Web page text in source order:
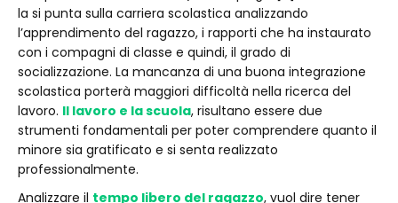
la si punta sulla carriera scolastica analizzando
l’apprendimento del ragazzo, i rapporti che ha instaurato
con i compagni di classe e quindi, il grado di
socializzazione. La mancanza di una buona integrazione
scolastica porterà maggiori difficoltà nella ricerca del
lavoro. Il lavoro e la scuola, risultano essere due
strumenti fondamentali per poter comprendere quanto il
minore sia gratificato e si senta realizzato
professionalmente.
Analizzare il tempo libero del ragazzo, vuol dire tener